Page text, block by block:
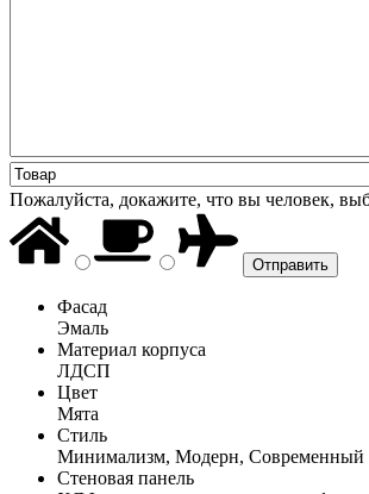
Пожалуйста, докажите, что вы человек,
Фасад
Эмаль
Материал корпуса
ЛДСП
Цвет
Мята
Стиль
Минимализм, Модерн, Современный
Стеновая панель